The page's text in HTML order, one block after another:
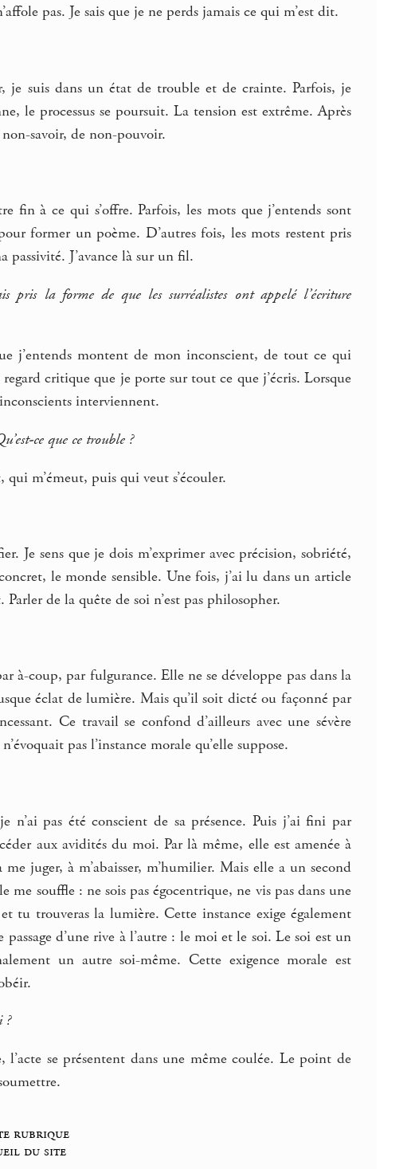
pas. Je sais que je ne perds jamais ce qui m’est dit.
je suis dans un état de trouble et de crainte. Parfois, je
le processus se poursuit. La tension est extrême. Après
savoir, de non-pouvoir.
fin à ce qui s’offre. Parfois, les mots que j’entends sont
former un poème. D’autres fois, les mots restent pris
J’avance là sur un fil.
pris la forme de que les surréalistes ont appelé l’écriture
j’entends montent de mon inconscient, de tout ce qui
critique que je porte sur tout ce que j’écris. Lorsque
interviennent.
ce que ce trouble ?
m’émeut, puis qui veut s’écouler.
Je sens que je dois m’exprimer avec précision, sobriété,
le monde sensible. Une fois, j’ai lu dans un article
de la quête de soi n’est pas philosopher.
à-coup, par fulgurance. Elle ne se développe pas dans la
éclat de lumière. Mais qu’il soit dicté ou façonné par
Ce travail se confond d’ailleurs avec une sévère
pas l’instance morale qu’elle suppose.
pas été conscient de sa présence. Puis j’ai fini par
aux avidités du moi. Par là même, elle est amenée à
juger, à m’abaisser, m’humilier. Mais elle a un second
souffle : ne sois pas égocentrique, ne vis pas dans une
tu trouveras la lumière. Cette instance exige également
d’une rive à l’autre : le moi et le soi. Le soi est un
un autre soi-même. Cette exigence morale est
?
l’acte se présentent dans une même coulée. Le point de
rubrique
du site